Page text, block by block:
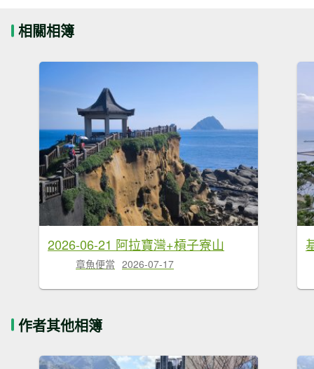
相關相簿
2026-06-21 阿拉寶灣+槓子寮山
章魚便當 2026-07-17
作者其他相簿